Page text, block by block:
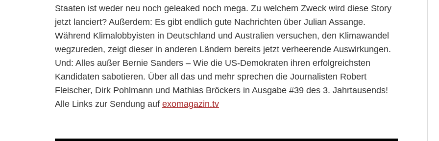
Staaten ist weder neu noch geleaked noch mega. Zu welchem Zweck wird diese Story
jetzt lanciert? Außerdem: Es gibt endlich gute Nachrichten über Julian Assange.
Während Klimalobbyisten in Deutschland und Australien versuchen, den Klimawandel
wegzureden, zeigt dieser in anderen Ländern bereits jetzt verheerende Auswirkungen.
Und: Alles außer Bernie Sanders – Wie die US-Demokraten ihren erfolgreichsten
Kandidaten sabotieren. Über all das und mehr sprechen die Journalisten Robert
Fleischer, Dirk Pohlmann und Mathias Bröckers in Ausgabe #39 des 3. Jahrtausends!
Alle Links zur Sendung auf exomagazin.tv